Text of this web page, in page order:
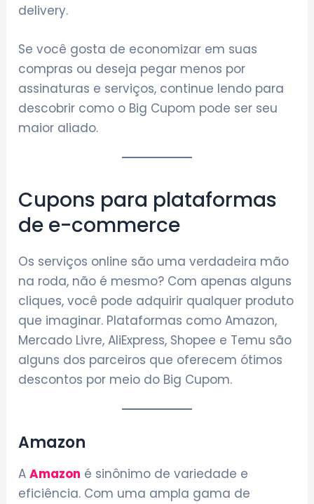
delivery.
Se você gosta de economizar em suas
compras ou deseja pegar menos por
assinaturas e serviços, continue lendo para
descobrir como o Big Cupom pode ser seu
maior aliado.
Cupons para plataformas
de e-commerce
Os serviços online são uma verdadeira mão
na roda, não é mesmo? Com apenas alguns
cliques, você pode adquirir qualquer produto
que imaginar. Plataformas como Amazon,
Mercado Livre, AliExpress, Shopee e Temu são
alguns dos parceiros que oferecem ótimos
descontos por meio do Big Cupom.
Amazon
AAmazon é sinônimo de variedade e
eficiência. Com uma ampla gama de